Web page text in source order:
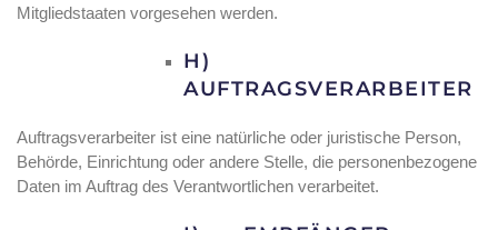
Mitgliedstaaten vorgesehen werden.
H)
AUFTRAGSVERARBEITER
Auftragsverarbeiter ist eine natürliche oder juristische Person,
Behörde, Einrichtung oder andere Stelle, die personenbezogene
Daten im Auftrag des Verantwortlichen verarbeitet.